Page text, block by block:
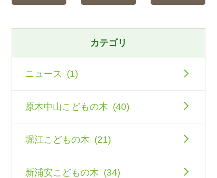
カテゴリ
ニュース (1)
原木中山こどもの木 (40)
堀江こどもの木 (21)
新浦安こどもの木 (34)